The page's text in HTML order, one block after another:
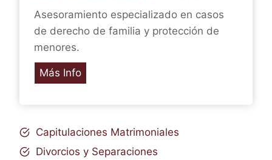
Asesoramiento especializado en casos
de derecho de familia y protección de
menores.
Más Info
Capitulaciones Matrimoniales
Divorcios y Separaciones